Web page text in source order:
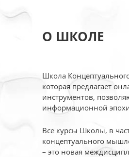
О ШКОЛЕ
Школа
которая предлагает
инструментов,
информационной
Все курсы Школы, в
концептуального
– это новая